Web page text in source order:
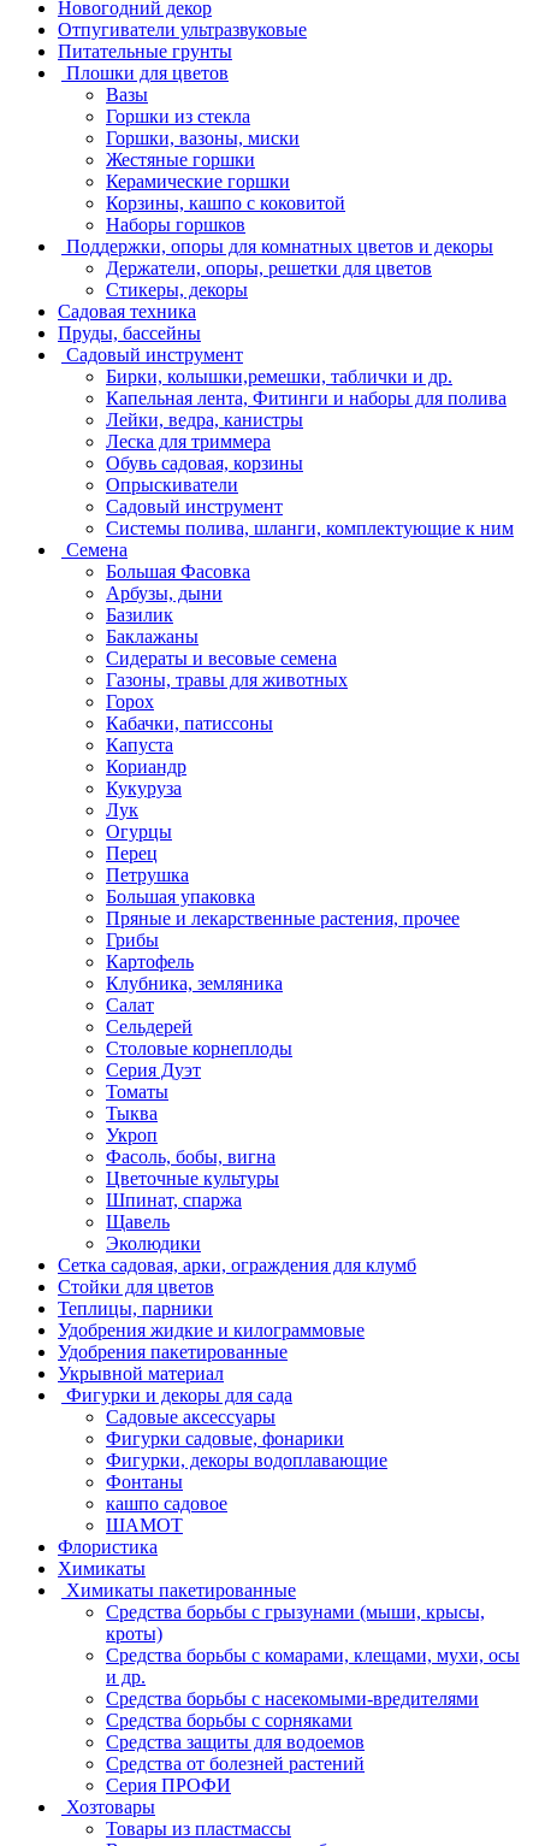
Новогодний декор
Отпугиватели ультразвуковые
Питательные грунты
Плошки для цветов
Вазы
Горшки из стекла
Горшки, вазоны, миски
Жестяные горшки
Керамические горшки
Корзины, кашпо с коковитой
Наборы горшков
Поддержки, опоры для комнатных цветов и декоры
Держатели, опоры, решетки для цветов
Стикеры, декоры
Садовая техника
Пруды, бассейны
Садовый инструмент
Бирки, колышки,ремешки, таблички и др.
Капельная лента, Фитинги и наборы для полива
Лейки, ведра, канистры
Леска для триммера
Обувь садовая, корзины
Опрыскиватели
Садовый инструмент
Системы полива, шланги, комплектующие к ним
Семена
Большая Фасовка
Арбузы, дыни
Базилик
Баклажаны
Сидераты и весовые семена
Газоны, травы для животных
Горох
Кабачки, патиссоны
Капуста
Кориандр
Кукуруза
Лук
Огурцы
Перец
Петрушка
Большая упаковка
Пряные и лекарственные растения, прочее
Грибы
Картофель
Клубника, земляника
Салат
Сельдерей
Столовые корнеплоды
Серия Дуэт
Томаты
Тыква
Укроп
Фасоль, бобы, вигна
Цветочные культуры
Шпинат, спаржа
Щавель
Эколюдики
Сетка садовая, арки, ограждения для клумб
Стойки для цветов
Теплицы, парники
Удобрения жидкие и килограммовые
Удобрения пакетированные
Укрывной материал
Фигурки и декоры для сада
Садовые аксессуары
Фигурки садовые, фонарики
Фигурки, декоры водоплавающие
Фонтаны
кашпо садовое
ШАМОТ
Флористика
Химикаты
Химикаты пакетированные
Средства борьбы с грызунами (мыши, крысы,
кроты)
Средства борьбы с комарами, клещами, мухи, осы
и др.
Средства борьбы с насекомыми-вредителями
Средства борьбы с сорняками
Средства защиты для водоемов
Средства от болезней растений
Серия ПРОФИ
Хозтовары
Товары из пластмассы